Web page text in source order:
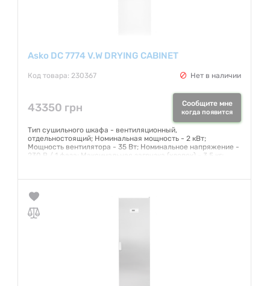
Asko DC 7774 V.W DRYING CABINET
Код товара: 230367 Нет в наличии
43350 грн Сообщите мне
когда появится
Тип сушильного шкафа - вентиляционный,
отдельностоящий; Номинальная мощность - 2 кВт;
Мощность вентилятора - 35 Вт; Номинальное напряжение -
230 В / 1 фаза; Максимальная загрузка (хлопок) - 3,5 кг;
16 м; Длина электропровода - 2 м; Длина вентиляционного
Гарантия: